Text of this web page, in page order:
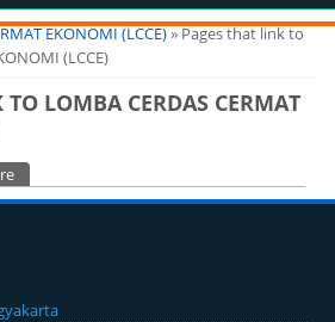
EKONOMI (LCCE)» Pages that link to
(LCCE)
LOMBA CERDAS CERMAT